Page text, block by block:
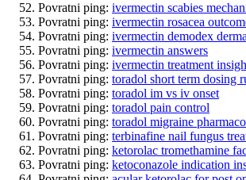
Povratni ping: ivermectin scabies
Povratni ping: ivermectin rosacea
Povratni ping: ivermectin demodex
Povratni ping: ivermectin answers
Povratni ping: ivermectin treatment
Povratni ping: toradol short term dosing
Povratni ping: toradol im vs iv onset
Povratni ping: toradol pain control
Povratni ping: toradol migraine
Povratni ping: terbinafine nail fungus
Povratni ping: ketorolac tromethamine
Povratni ping: ketoconazole indication